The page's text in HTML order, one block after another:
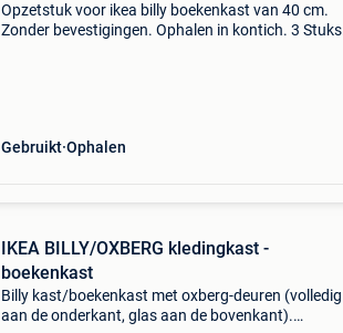
Opzetstuk voor ikea billy boekenkast van 40 cm.
Zonder bevestigingen. Ophalen in kontich. 3 Stuks
Gebruikt Ophalen
IKEA BILLY/OXBERG kledingkast -
boekenkast
Billy kast/boekenkast met oxberg-deuren (volledig
aan de onderkant, glas aan de bovenkant).